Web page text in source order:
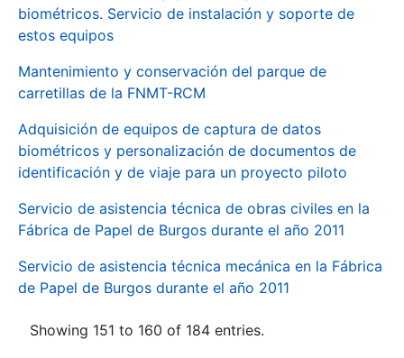
biométricos. Servicio de instalación y soporte de
estos equipos
Mantenimiento y conservación del parque de
carretillas de la FNMT-RCM
Adquisición de equipos de captura de datos
biométricos y personalización de documentos de
identificación y de viaje para un proyecto piloto
Servicio de asistencia técnica de obras civiles en la
Fábrica de Papel de Burgos durante el año 2011
Servicio de asistencia técnica mecánica en la Fábrica
de Papel de Burgos durante el año 2011
Showing 151 to 160 of 184 entries.